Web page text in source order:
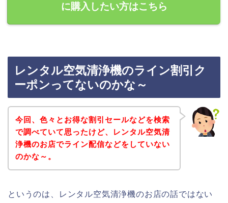
に購入したい方はこちら
レンタル空気清浄機のライン割引ク
ーポンってないのかな～
今回、色々とお得な割引セールなどを検索
で調べていて思ったけど、レンタル空気清
浄機のお店でライン配信などをしていない
のかな～。
というのは、レンタル空気清浄機のお店の話ではない